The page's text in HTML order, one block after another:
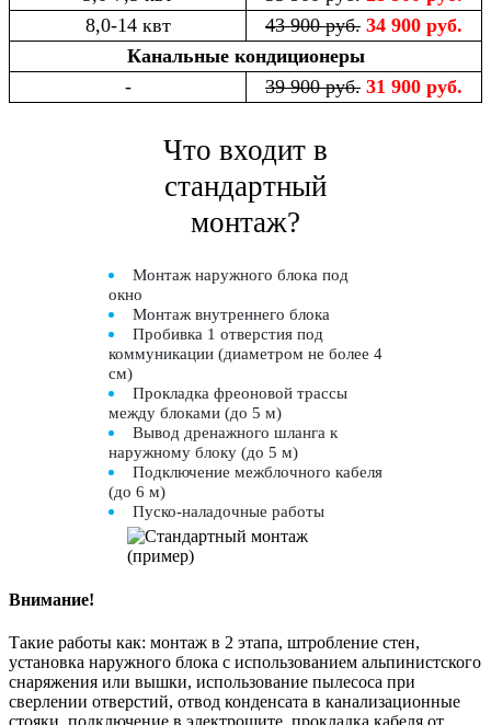
8,0-14 квт
43 900 руб. 34 900 руб.
Канальные кондиционеры
-
39 900 руб. 31 900 руб.
Что входит в
стандартный
монтаж?
Монтаж наружного блока под
окно
Монтаж внутреннего блока
Пробивка 1 отверстия под
коммуникации (диаметром не более 4
см)
Прокладка фреоновой трассы
между блоками (до 5 м)
Вывод дренажного шланга к
наружному блоку (до 5 м)
Подключение межблочного кабеля
(до 6 м)
Пуско-наладочные работы
Внимание!
Такие работы как: монтаж в 2 этапа, штробление стен,
установка наружного блока с использованием альпинистского
снаряжения или вышки, использование пылесоса при
сверлении отверстий, отвод конденсата в канализационные
стояки, подключение в электрощите, прокладка кабеля от